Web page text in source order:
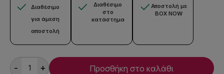
Διαθέσιμο
για άμεση
αποστολή
Διαθέσιμο
στο
κατάστημα
Αποστολή με
BOX NOW
- + Προσθήκη στο καλάθι